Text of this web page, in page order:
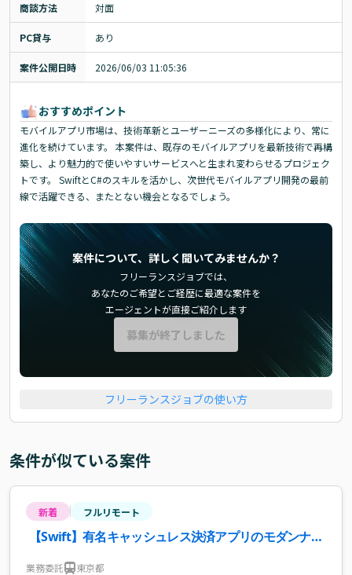
商談方法 対面
PC貸与 あり
案件公開日時 2026/06/03 11:05:36
おすすめポイント
モバイルアプリ市場は、技術革新とユーザーニーズの多様化により、常に
進化を続けています。 本案件は、既存のモバイルアプリを最新技術で再構
築し、より魅力的で使いやすいサービスへと生まれ変わらせるプロジェク
トです。 SwiftとC#のスキルを活かし、次世代モバイルアプリ開発の最前
線で活躍できる、またとない機会となるでしょう。
案件について、詳しく聞いてみませんか？
フリーランスジョブでは、
あなたのご希望とご経歴に最適な案件を
エージェントが直接ご紹介します
募集が終了しました
フリーランスジョブの使い方
条件が似ている案件
新着 フルリモート
【Swift】有名キャッシュレス決済アプリのモダンナイ
業務委託 東京都